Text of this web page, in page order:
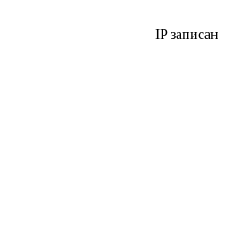
IP записан